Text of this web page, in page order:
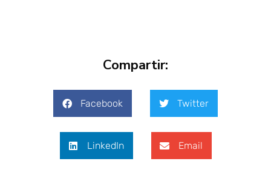
Compartir:
Facebook Twitter
LinkedIn Email